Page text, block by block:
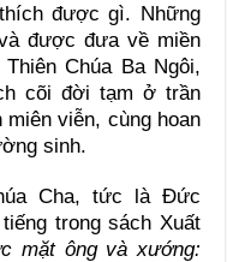
được gì. Những
được đưa về miền
Chúa Ba Ngôi,
cõi đời tạm ở trần
viễn, cùng hoan
sinh.
Cha, tức là Đức
trong sách Xuất
mặt ông và xướng: